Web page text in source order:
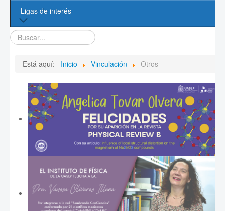
Biblioteca
Cómputo
Ligas de interés
Página de la UASLP
Sociedad Mexicana de Física
PROMEP
Buscar...
Está aquí: Inicio Vinculación Otros